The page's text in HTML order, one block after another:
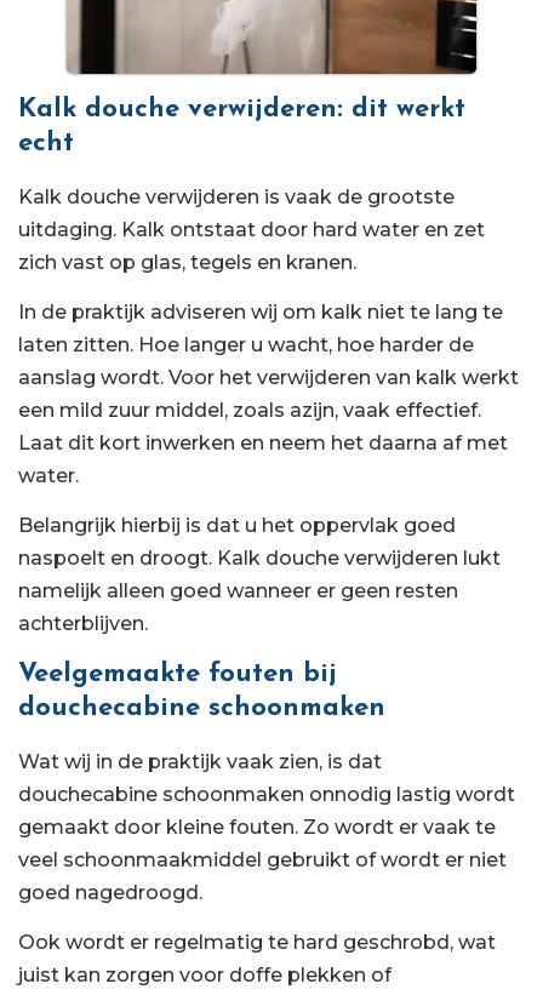
Kalk douche verwijderen: dit werkt
echt
Kalk douche verwijderen is vaak de grootste
uitdaging. Kalk ontstaat door hard water en zet
zich vast op glas, tegels en kranen.
In de praktijk adviseren wij om kalk niet te lang te
laten zitten. Hoe langer u wacht, hoe harder de
aanslag wordt. Voor het verwijderen van kalk werkt
een mild zuur middel, zoals azijn, vaak effectief.
Laat dit kort inwerken en neem het daarna af met
water.
Belangrijk hierbij is dat u het oppervlak goed
naspoelt en droogt. Kalk douche verwijderen lukt
namelijk alleen goed wanneer er geen resten
achterblijven.
Veelgemaakte fouten bij
douchecabine schoonmaken
Wat wij in de praktijk vaak zien, is dat
douchecabine schoonmaken onnodig lastig wordt
gemaakt door kleine fouten. Zo wordt er vaak te
veel schoonmaakmiddel gebruikt of wordt er niet
goed nagedroogd.
Ook wordt er regelmatig te hard geschrobd, wat
juist kan zorgen voor doffe plekken of